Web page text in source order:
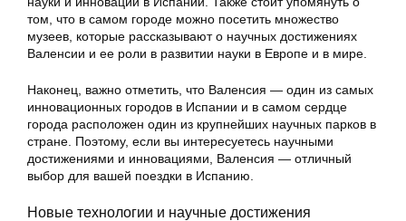
том, что в самом городе можно посетить множество
музеев, которые рассказывают о научных достижениях
Валенсии и ее роли в развитии науки в Европе и в мире.
Наконец, важно отметить, что Валенсия — один из самых
инновационных городов в Испании и в самом сердце
города расположен один из крупнейших научных парков в
стране. Поэтому, если вы интересуетесь научными
достижениями и инновациями, Валенсия — отличный
выбор для вашей поездки в Испанию.
Новые технологии и научные достижения